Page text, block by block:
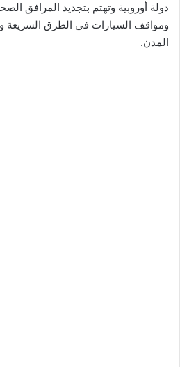
دولة أوروبية وتهتم بتجديد المرافق
ومواقف السيارات في الطرق السريعة
المدن.